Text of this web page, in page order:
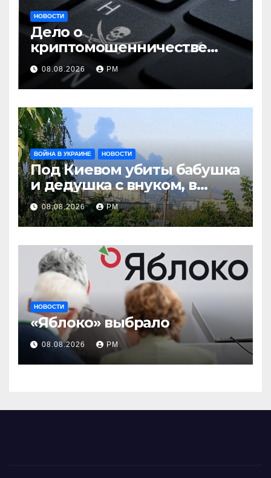
НОВОСТИ
Дело о
криптомошенничестве
оборачивают в содействие
терроризму
08.08.2026 РМ
ВОЙНА В УКРАИНЕ НОВОСТИ
Под Киевом убиты бабушка
и дедушка с внуком, в
Поволжье и на Кубани
вновь горят НПЗ
08.08.2026 РМ
НОВОСТИ
«Яблоко» выбрало
08.08.2026 РМ